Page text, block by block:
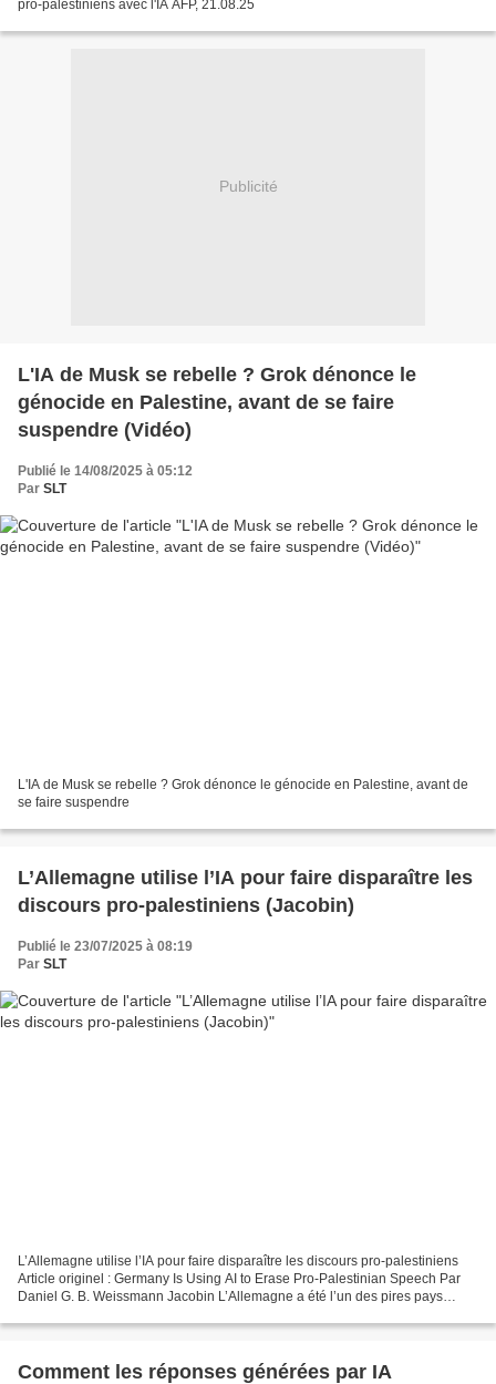
pro-palestiniens avec l'IA AFP, 21.08.25
Publicité
L'IA de Musk se rebelle ? Grok dénonce le
génocide en Palestine, avant de se faire
suspendre (Vidéo)
Publié le 14/08/2025 à 05:12
Par SLT
L'IA de Musk se rebelle ? Grok dénonce le génocide en Palestine, avant de
se faire suspendre
L’Allemagne utilise l’IA pour faire disparaître les
discours pro-palestiniens (Jacobin)
Publié le 23/07/2025 à 08:19
Par SLT
L’Allemagne utilise l’IA pour faire disparaître les discours pro-palestiniens
Article originel : Germany Is Using AI to Erase Pro-Palestinian Speech Par
Daniel G. B. Weissmann Jacobin L’Allemagne a été l’un des pires pays
Comment les réponses générées par IA